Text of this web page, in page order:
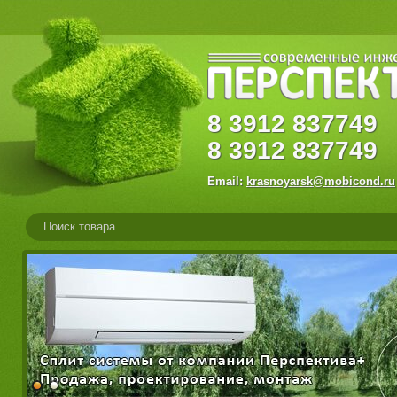
8 3912
8 3912 837749
Email: krasnoyarsk@mobicond.ru